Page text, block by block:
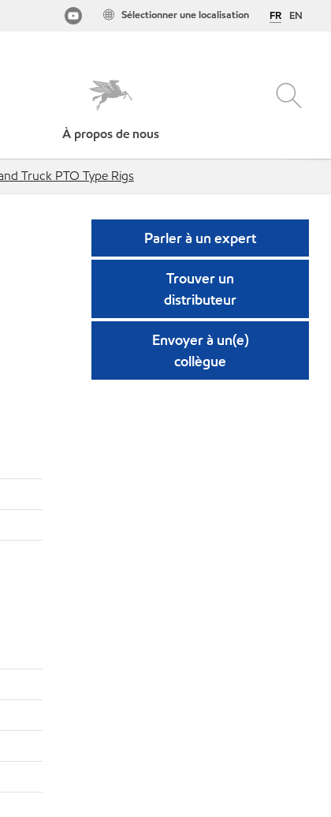
FR EN
Sélectionner une localisation
À propos de nous
Truck PTO Type Rigs
Parler à un expert
Trouver un
distributeur
Envoyer à un(e)
collègue